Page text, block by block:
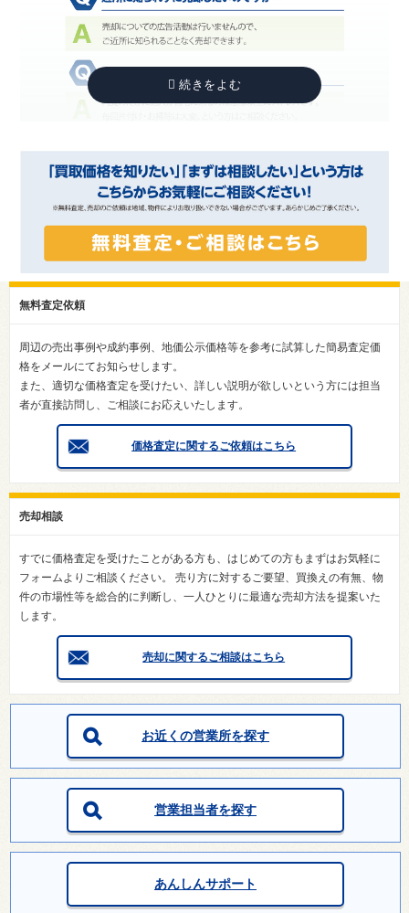
無料査定依頼
周辺の売出事例や成約事例、地価公示価格等を参考に試算した簡易査定価
格をメールにてお知らせします。
また、適切な価格査定を受けたい、詳しい説明が欲しいという方には担当
者が直接訪問し、ご相談にお応えいたします。
価格査定に関するご依頼はこちら
売却相談
すでに価格査定を受けたことがある方も、はじめての方もまずはお気軽に
フォームよりご相談ください。 売り方に対するご要望、買換えの有無、物
件の市場性等を総合的に判断し、一人ひとりに最適な売却方法を提案いた
します。
売却に関するご相談はこちら
お近くの営業所を探す
営業担当者を探す
あんしんサポート